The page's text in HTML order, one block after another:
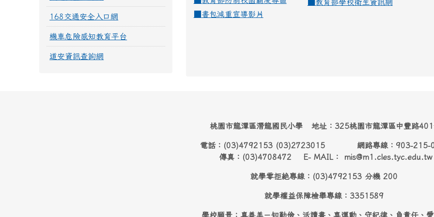
教育部學校衛生資訊網
書包減重宣導影片
168交通安全入口網
機車危險感知教育平台
道安資訊查詢網
桃園市龍潭區潛龍國民小學 地址：325桃園市龍潭區中豐路
電話：(03)4792153 (03)2723015 網路專線：903-215-
傳真：(03)4708472 E- MAIL： mis@m1.cles.tyc.edu.tw
就學零拒絶專線：(03)4792153 分機 200
就學權益保障檢舉專線：3351589
學校願景：真善美－知勤儉、活讀書、喜運動、守紀律、負責任、